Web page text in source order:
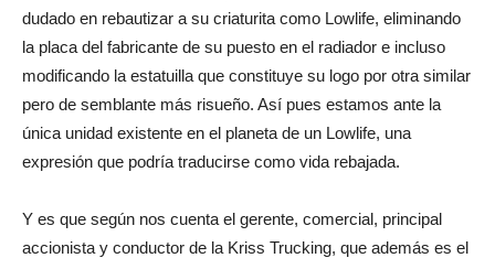
dudado en rebautizar a su criaturita como Lowlife, eliminando
la placa del fabricante de su puesto en el radiador e incluso
modificando la estatuilla que constituye su logo por otra similar
pero de semblante más risueño. Así pues estamos ante la
única unidad existente en el planeta de un Lowlife, una
expresión que podría traducirse como vida rebajada.
Y es que según nos cuenta el gerente, comercial, principal
accionista y conductor de la Kriss Trucking, que además es el